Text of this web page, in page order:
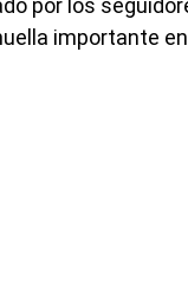
por los
importante